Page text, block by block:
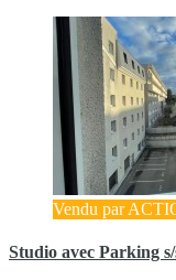
Vendu par
Studio avec Parking